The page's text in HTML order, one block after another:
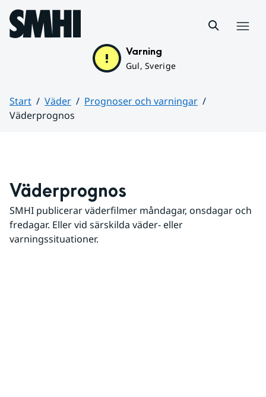
Hoppa till sidans innehåll
Varning
Gul, Sverige
Start Väder
Prognoser och varningar
Väderprognos
Väderprognos
SMHI publicerar väderfilmer måndagar, onsdagar och
fredagar. Eller vid särskilda väder- eller
varningssituationer.